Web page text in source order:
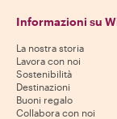
Informazioni su
La nostra storia
Lavora con noi
Sostenibilità
Destinazioni
Buoni regalo
Collabora con noi